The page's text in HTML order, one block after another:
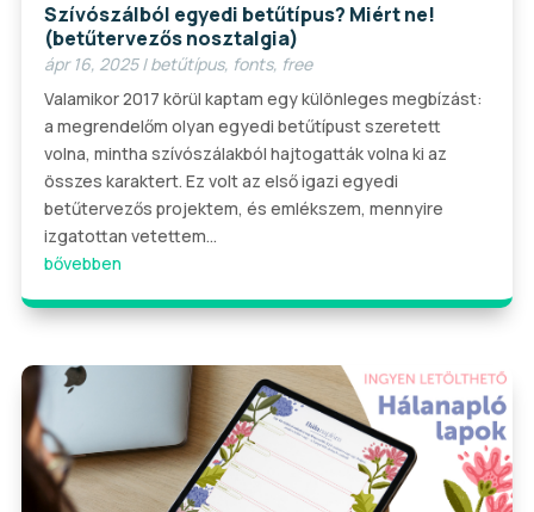
Szívószálból egyedi betűtípus? Miért ne!
(betűtervezős nosztalgia)
ápr 16, 2025|betűtípus, fonts, free
Valamikor 2017 körül kaptam egy különleges megbízást:
a megrendelőm olyan egyedi betűtípust szeretett
volna, mintha szívószálakból hajtogatták volna ki az
összes karaktert. Ez volt az első igazi egyedi
betűtervezős projektem, és emlékszem, mennyire
izgatottan vetettem...
bővebben